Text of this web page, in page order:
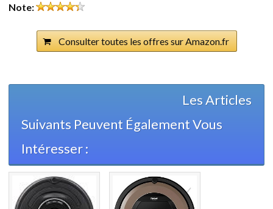
Note:
Consulter toutes les offres sur Amazon.fr
Les Articles
Suivants Peuvent Également Vous
Intéresser :